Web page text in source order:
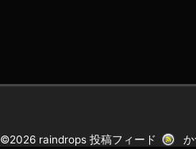
©2026 raindrops投稿フィード